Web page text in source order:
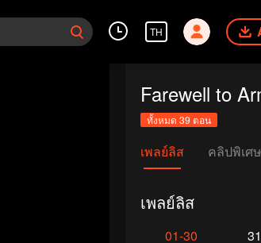
TH
Farewell to
ทั้งหมด 39 ตอน
เพลย์ลิส คลิปพิเศษ
เพลย์ลิส
01-30